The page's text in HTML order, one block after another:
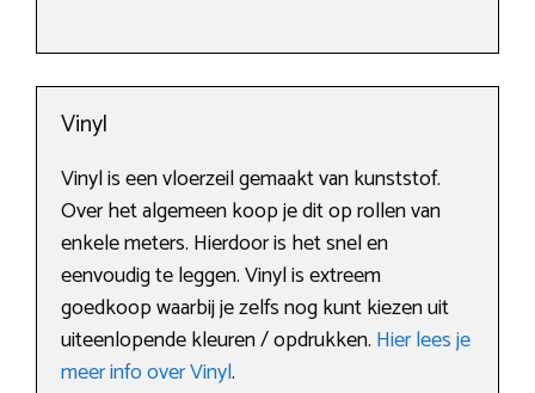
Vinyl
Vinyl is een vloerzeil gemaakt van kunststof.
Over het algemeen koop je dit op rollen van
enkele meters. Hierdoor is het snel en
eenvoudig te leggen. Vinyl is extreem
goedkoop waarbij je zelfs nog kunt kiezen uit
uiteenlopende kleuren / opdrukken. Hier lees je
meer info over Vinyl.